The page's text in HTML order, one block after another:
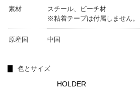
素材
スチール、ビーチ材
※粘着テープは付属しません。
原産国 中国
色とサイズ
HOLDER